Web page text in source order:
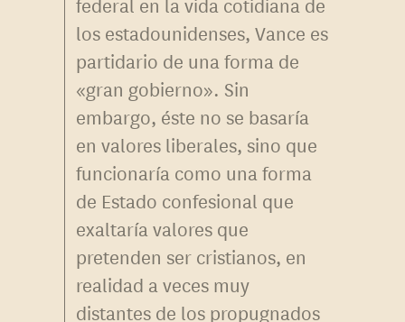
los estadounidenses, Vance es
partidario de una forma de
«gran gobierno». Sin
embargo, éste no se basaría
en valores liberales, sino que
funcionaría como una forma
de Estado confesional que
exaltaría valores que
pretenden ser cristianos, en
realidad a veces muy
distantes de los propugnados